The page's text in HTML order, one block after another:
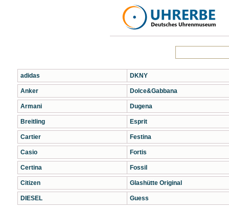
adidas
Anker
Armani
Breitling
Cartier
Casio
Certina
Citizen
DIESEL
DKNY
Dolce&Gabbana
Dugena
Esprit
Festina
Fortis
Fossil
Glashütte Original
Guess